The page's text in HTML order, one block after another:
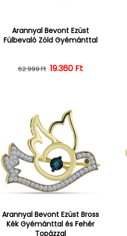
Arannyal Bevont Ezüst
Fülbevaló Zöld Gyémánttal
Normál ár
62.999 Ft Kedvezményes ár
19.360 Ft
Arannyal Bevont Ezüst Bross
Kék Gyémánttal és Fehér
Topázzal